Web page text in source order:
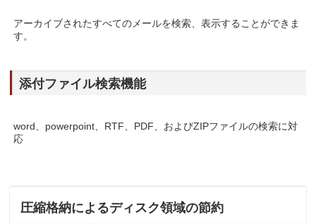
アーカイブされたすべてのメールを検索、表示することができま
す。
添付ファイル検索機能
word、powerpoint、RTF、PDF、およびZIPファイルの検索に対
応
圧縮格納によるディスク領域の節約